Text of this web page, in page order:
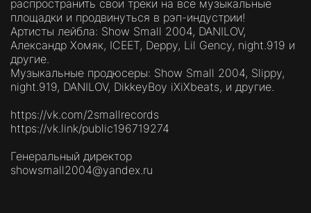
распространить свои треки на все музыкальные
площадки и продвинуться в рэп-индустрии!
Артисты лейбла: Show Small 2004, DANILOV,
Александр Хомяк, ICEET, Deppy, Lil Gency, night.919 и
другие.
Музыкальные продюсеры: Show Small 2004, Slippy,
night.919, DANILOV, DikkeyBoy iXiXbeats, и другие.
https://vk.com/2smallrecords
https://vk.link/public196719274
Генеральный директор
showsmall2004@yandex.ru